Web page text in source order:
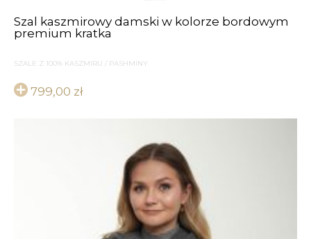
Szal kaszmirowy damski w kolorze bordowym
premium kratka
SZALE Z 100% KASZMIRU / PASHMINY
799,00 zł